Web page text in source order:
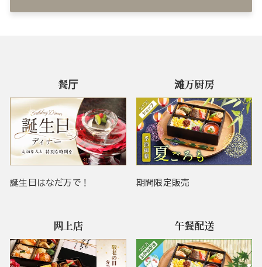
餐厅
誕生日はなだ万で！
滩万厨房
期間限定販売
网上店 午餐配送